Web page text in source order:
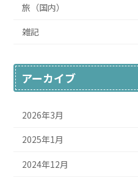
旅（国内）
雑記
アーカイブ
2026年3月
2025年1月
2024年12月